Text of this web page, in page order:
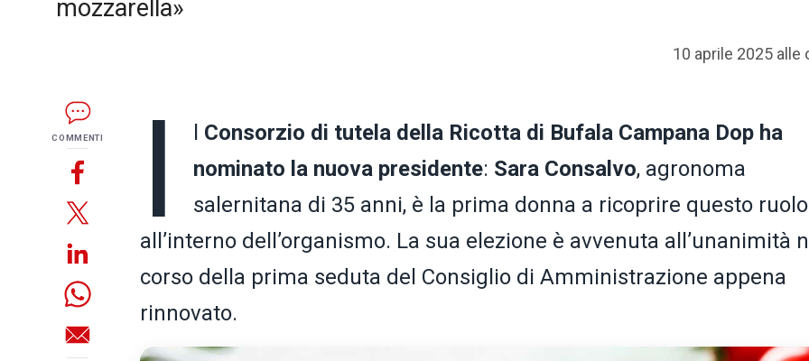
mozzarella»
10 aprile 2025 alle
COMMENTI I
Consorzio di tutela della Ricotta di Bufala Campana Dop ha
nominato la nuova presidente: Sara Consalvo, agronoma
salernitana di 35 anni, è la prima donna a ricoprire questo ruolo
all’interno dell’organismo. La sua elezione è avvenuta all’unanimità
corso della prima seduta del Consiglio di Amministrazione appena
rinnovato.